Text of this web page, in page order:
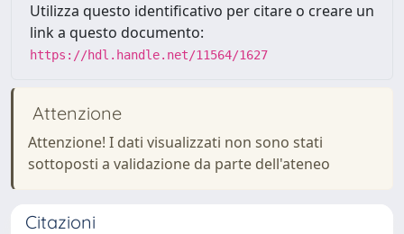
Utilizza questo identificativo per citare o creare un
link a questo documento:
https://hdl.handle.net/11564/1627
Attenzione
Attenzione! I dati visualizzati non sono stati
sottoposti a validazione da parte dell'ateneo
Citazioni